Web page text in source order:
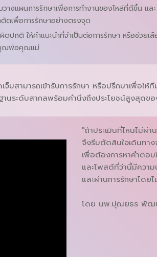
งแผนการรักษาเพื่อการทํางานของไหล่ที่ดีขึ้น และ
ตัดเพื่อการรักษาอย่างตรงจุด
ดปกติ ให้คําแนะนําที่จําเป็นต่อการรักษา หรือช่วยเลื
คุณพ่อคุณแม่
บสามารถเข้ารับการรักษา หรือปรึกษาเพื่อใ
านระดับสากลพร้อมคำนึงถึงประโยชน์สูงสุดข
"ถ้าประเมินที่ไหนไม่ผ่
จึงรีบตัดสินใจเดินทา
เพื่อต้องการหาคำตอบ
และโพสต์ที่ว่านี้มีควา
และผ่านการรักษาโดย
โดย นพ.ปุณยธร พัฒ